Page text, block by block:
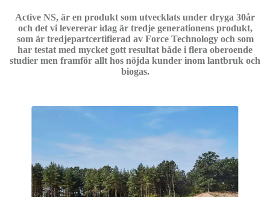
Active NS, är en produkt som utvecklats under dryga 30år
och det vi levererar idag är tredje generationens produkt,
som är tredjepartcertifierad av Force Technology och som
har testat med mycket gott resultat både i flera oberoende
studier men framför allt hos nöjda kunder inom lantbruk och
biogas.